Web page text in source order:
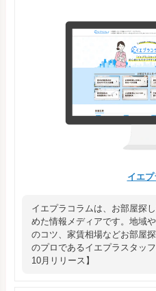
イエ
イエプラコラムは、お部屋探
めた情報メディアです。地域
のコツ、家賃相場などお部屋
のプロであるイエプラスタッ
10月リリース】